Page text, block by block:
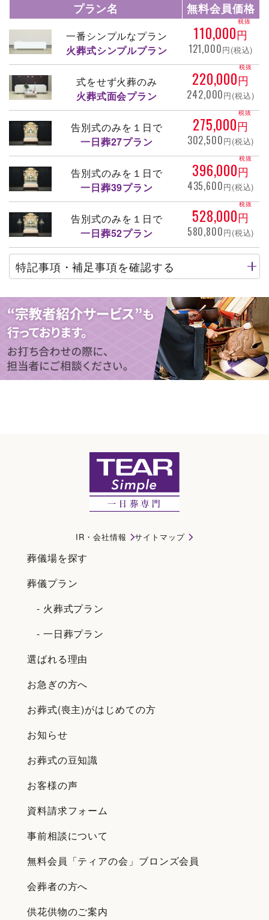
プラン名 無料会員価格
一番シンプルなプラン
火葬式シンプルプラン
110,000円
税抜
121,000円(税込)
式をせず火葬のみ
火葬式面会プラン
220,000円
税抜
242,000円(税込)
告別式のみを１日で
一日葬27プラン
275,000円
税抜
302,500円(税込)
告別式のみを１日で
一日葬39プラン
396,000円
税抜
435,600円(税込)
告別式のみを１日で
一日葬52プラン
528,000円
税抜
580,800円(税込)
特記事項・補足事項を確認する
IR・会社情報 サイトマップ
葬儀場を探す
葬儀プラン
- 火葬式プラン
- 一日葬プラン
選ばれる理由
お急ぎの方へ
お葬式(喪主)がはじめての方
お知らせ
お葬式の豆知識
お客様の声
資料請求フォーム
事前相談について
無料会員「ティアの会」ブロンズ会員
会葬者の方へ
供花供物のご案内